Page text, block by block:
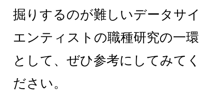
掘りするのが難しいデータサイ
エンティストの職種研究の一環
として、ぜひ参考にしてみてく
ださい。